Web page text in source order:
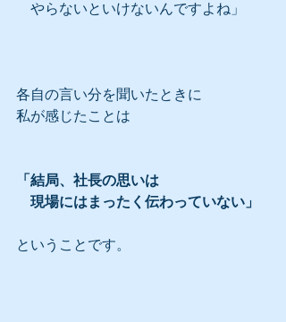
やらないといけないんですよね」
各自の言い分を聞いたときに
私が感じたことは
「結局、社長の思いは
現場にはまったく伝わっていない」
ということです。